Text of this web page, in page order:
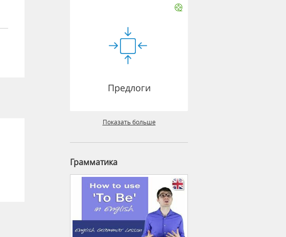
Предлоги
Показать больше
Грамматика